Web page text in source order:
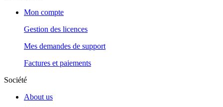
Mon compte
Gestion des licences
Mes demandes de support
Factures et paiements
Société
About us